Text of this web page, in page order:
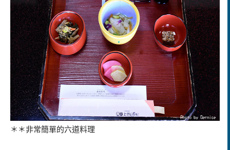
＊＊非常簡單的六道料理